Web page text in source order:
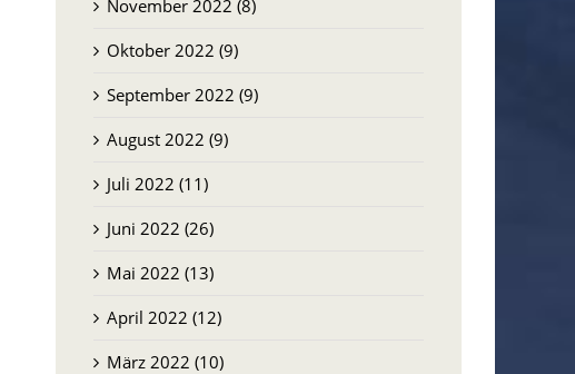
November 2022 (8)
Oktober 2022 (9)
September 2022 (9)
August 2022 (9)
Juli 2022 (11)
Juni 2022 (26)
Mai 2022 (13)
April 2022 (12)
März 2022 (10)